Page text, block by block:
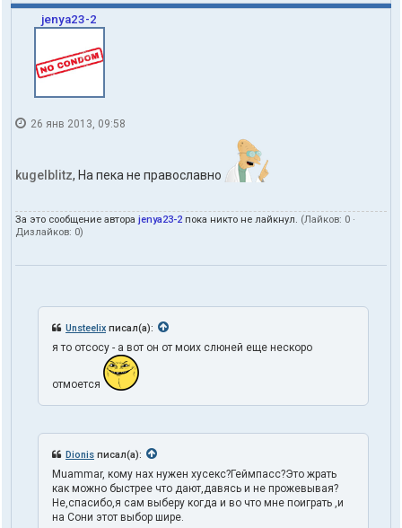
jenya23-2
26 янв 2013, 09:58
kugelblitz, На пека не православно
За это сообщение автора jenya23-2 пока никто не лайкнул. (Лайков: 0 ·
Дизлайков: 0)
Unsteelix писал(а):
я то отсосу - а вот он от моих слюней еще нескоро
отмоется
Dionis писал(а):
Muammar, кому нах нужен хусекс?Геймпасс?Это жрать
как можно быстрее что дают,давясь и не прожевывая?
Не,спасибо,я сам выберу когда и во что мне поиграть ,и
на Сони этот выбор шире.